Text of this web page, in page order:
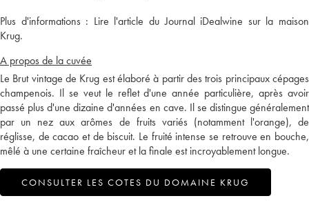
Plus d'informations : Lire l'article du Journal iDealwine sur la maison
Krug.
A propos de la cuvée
Le Brut vintage de Krug est élaboré à partir des trois principaux cépages
champenois. Il se veut le reflet d'une année particulière, après avoir
passé plus d'une dizaine d'années en cave. Il se distingue généralement
par un nez aux arômes de fruits variés (notamment l'orange), de
réglisse, de cacao et de biscuit. Le fruité intense se retrouve en bouche,
mêlé à une certaine fraîcheur et la finale est incroyablement longue.
CONSULTER LES COTES DU DOMAINE KRUG